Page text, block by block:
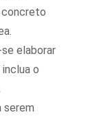
concreto
elaborar
o
serem